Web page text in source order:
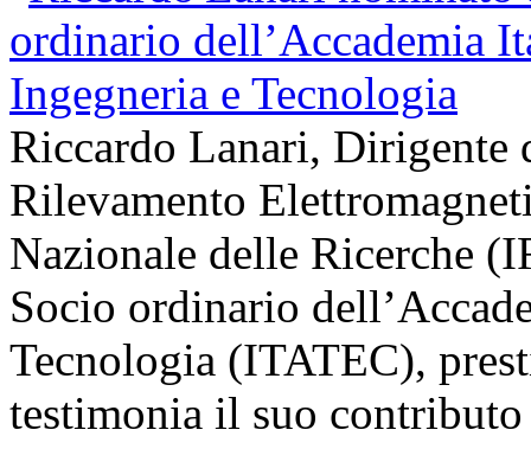
Riccardo Lanari, Dirigente
Rilevamento
Nazionale delle Ricerche
Socio ordinario
Tecnologia (ITATEC),
testimonia il suo